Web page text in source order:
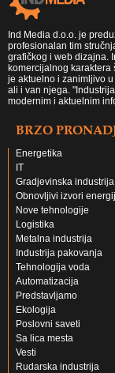
Ind Media d.o.o. je
profesionalan tim
grafičkog i web dizajna.
komercijalnog karaktera
je aktuelno i zanimljivo
ali i van njega.
modernim i aktuelnim
BRZO
Energetika
IT
Gradjevinska industrija
Obnovljivi izvori
Nove tehnologije
Logistika
Metalna industrija
Industrija pakovanja
Tehnologija voda
Automatizacija
Predstavljamo
Ekologija
Poslovni saveti
Sa lica mesta
Vesti
Rudarska industrija